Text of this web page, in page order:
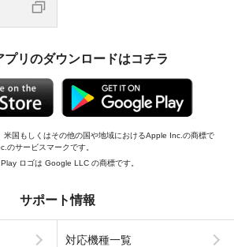
プリのダウンロードはコチラ
国もしくはその他の国や地域におけるApple Inc.の商標で
サービスマークです。
ロゴは Google LLC の商標です。
サポート情報
対応機種一覧